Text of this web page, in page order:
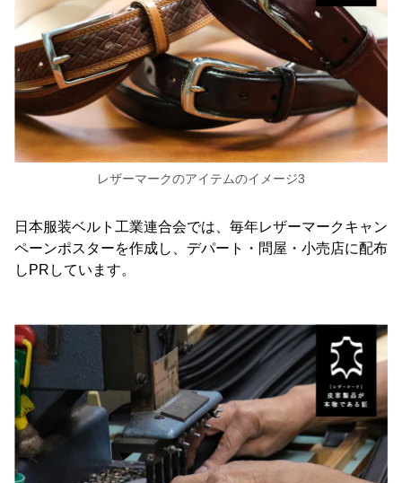
レザーマークのアイテムのイメージ3
日本服装ベルト工業連合会では、毎年レザーマークキャン
ペーンポスターを作成し、デパート・問屋・小売店に配布
しPRしています。